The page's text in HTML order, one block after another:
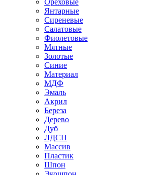
Янтарные
Сиреневые
Салатовые
Фиолетовые
Мятные
Золотые
Синие
Материал
МДФ
Эмаль
Акрил
Береза
Дерево
Дуб
ЛДСП
Массив
Пластик
Шпон